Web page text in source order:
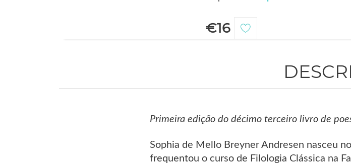
€16
Primeira edição do décimo terceiro livro de
Sophia de Mello Breyner Andresen nasceu
frequentou o curso de Filologia Clássica na